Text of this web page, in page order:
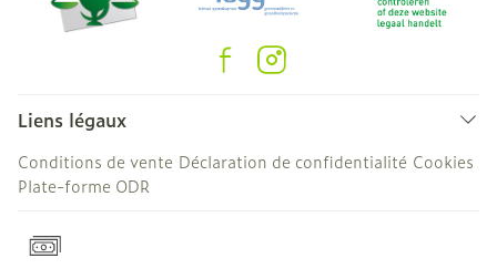
Liens légaux
Conditions de vente Déclaration de confidentialité Cookies
Plate-forme ODR